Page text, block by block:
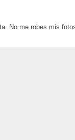
No me robes mis